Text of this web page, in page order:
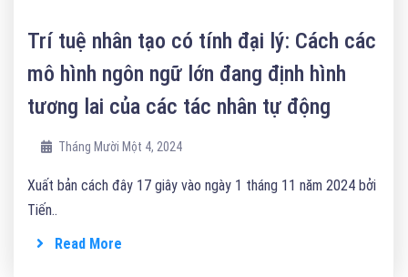
Trí tuệ nhân tạo có tính đại lý: Cách các
mô hình ngôn ngữ lớn đang định hình
tương lai của các tác nhân tự động
Tháng Mười Một 4, 2024
Xuất bản cách đây 17 giây vào ngày 1 tháng 11 năm 2024 bởi
Tiến..
Read More